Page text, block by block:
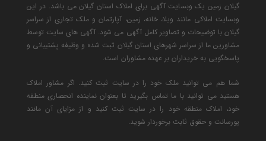
گیلان زمین یک وبسایت آگهی برای املاک استان گیلان می باشد. در این
وبسایت املاکی مانند ویلا، خانه، زمین، آپارتمان و ملک تجاری از سراسر
گیلان با توضیحات و تصاویر کامل آگهی می شود. آگهی های سایت توسط
مشاورین ما از سراسر شهرهای استان گیلان ثبت شده و وظیفه پشتیبانی و
پاسخگویی به خریداران بر عهده مشاوران است.
شما هم می توانید ملک خود را در سایت ثبت کنید. اگر مشاور املاک
هستید می توانید با ما تماس بگیرید تا بعنوان نماینده انحصاری منطقه
خود، املاک منطقه خود را در سایت ثبت کنید و از مزایای آن مانند
پورسانت و حقوق ثابت برخوردار شوید.